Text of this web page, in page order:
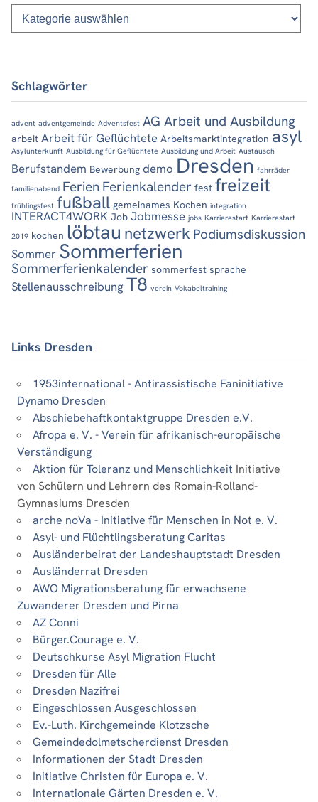
Schlagwörter
advent adventgemeinde Adventsfest AG Arbeit und Ausbildung
arbeit Arbeit für Geflüchtete Arbeitsmarktintegration asyl
Asylunterkunft Ausbildung für Geflüchtete Ausbildung und Arbeit Austausch
Berufstandem Bewerbung demo Dresden fahrräder
familienabend Ferien Ferienkalender fest freizeit
frühlingsfest fußball gemeinames Kochen integration
INTERACT4WORK Job Jobmesse jobs Karrierestart Karrierestart
2019 kochen löbtau netzwerk Podiumsdiskussion
Sommer Sommerferien
Sommerferienkalender sommerfest sprache
Stellenausschreibung T8 verein Vokabeltraining
Links Dresden
1953international - Antirassistische Faninitiative
Dynamo Dresden
Abschiebehaftkontaktgruppe Dresden e.V.
Afropa e. V. - Verein für afrikanisch-europäische
Verständigung
Aktion für Toleranz und Menschlichkeit Initiative
von Schülern und Lehrern des Romain-Rolland-
Gymnasiums Dresden
arche noVa - Initiative für Menschen in Not e. V.
Asyl- und Flüchtlingsberatung Caritas
Ausländerbeirat der Landeshauptstadt Dresden
Ausländerrat Dresden
AWO Migrationsberatung für erwachsene
Zuwanderer Dresden und Pirna
AZ Conni
Bürger.Courage e. V.
Deutschkurse Asyl Migration Flucht
Dresden für Alle
Dresden Nazifrei
Eingeschlossen Ausgeschlossen
Ev.-Luth. Kirchgemeinde Klotzsche
Gemeindedolmetscherdienst Dresden
Informationen der Stadt Dresden
Initiative Christen für Europa e. V.
Internationale Gärten Dresden e. V.